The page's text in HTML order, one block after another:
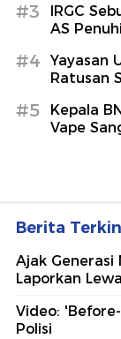
#3
IRGC
AS
#4
Yayasan
Ratusan
#5
Kepala
Vape
Berita
Ajak Generasi
Laporkan
Video:
Polisi